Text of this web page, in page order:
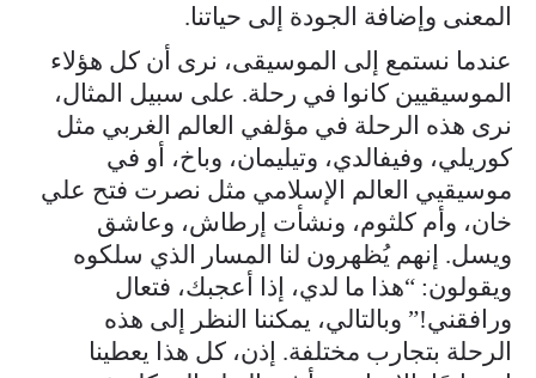
المعنى وإضافة الجودة إلى حياتنا.
عندما نستمع إلى الموسيقى، نرى أن كل هؤلاء
الموسيقيين كانوا في رحلة. على سبيل المثال،
نرى هذه الرحلة في مؤلفي العالم الغربي مثل
كوريلي، وفيفالدي، وتيليمان، وباخ، أو في
موسيقيي العالم الإسلامي مثل نصرت فتح علي
خان، وأم كلثوم، ونشأت إرطاش، وعاشق
ويسل. إنهم يُظهرون لنا المسار الذي سلكوه
ويقولون: “هذا ما لدي، إذا أعجبك، فتعال
ورافقني!” وبالتالي، يمكننا النظر إلى هذه
الرحلة بتجارب مختلفة. إذن، كل هذا يعطينا